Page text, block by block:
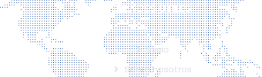
ENLACES ÚTILES
Inicio
Sobre nosotros